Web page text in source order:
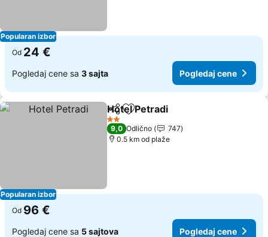
Popularan izbor
Od 24 €
Pogledaj cene sa 3 sajta Pogledaj cene
Popularan izbor
Deli Dodati u favorite
Hotel Petradi
2 Zvezdice
9,0 Odlično
747
0.5 km od plaže
Od 96 €
Pogledaj cene sa 5 sajtova Pogledaj cene